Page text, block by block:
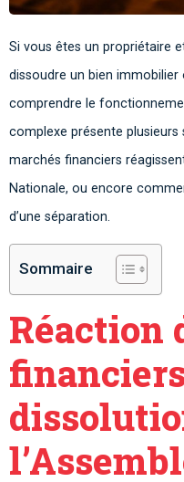
Si vous êtes un propriétaire
dissoudre un bien immobilier
comprendre le
complexe présente
marchés financiers
Nationale, ou encore
d’une séparation.
Sommaire
Réaction